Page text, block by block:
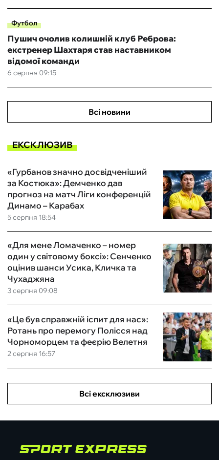
Футбол
6 серпня 09:15
Пушич очолив колишній клуб Реброва:
екстренер Шахтаря став наставником
відомої команди
Всі новини
ЕКСКЛЮЗИВ
5 серпня 18:54
«Гурбанов значно досвідченіший
за Костюка»: Демченко дав
прогноз на матч Ліги конференцій
Динамо – Карабах
3 серпня 09:08
«Для мене Ломаченко – номер
один у світовому боксі»: Сенченко
оцінив шанси Усика, Кличка та
Чухаджяна
2 серпня 16:57
«Це був справжній іспит для нас»:
Ротань про перемогу Полісся над
Чорноморцем та феєрію Велетня
Всі ексклюзиви